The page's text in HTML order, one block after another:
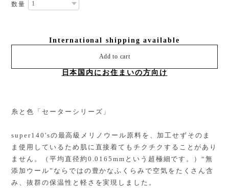
数量
International shipping available
Add to cart
日本国内にお住まいの方向け
糸と色「セーターシリーズ」
super140'sの最高級メリノウール原料を、加工せずそのま
ま使用しているため肌に直接着てもチクチクすることがあり
ません。（平均直径約0.0165mmという超極細です。）“無
添加ウール”ならではの豊かなふくらみで空気をたくさん含
み、抜群の保温性と軽さを実現しました。